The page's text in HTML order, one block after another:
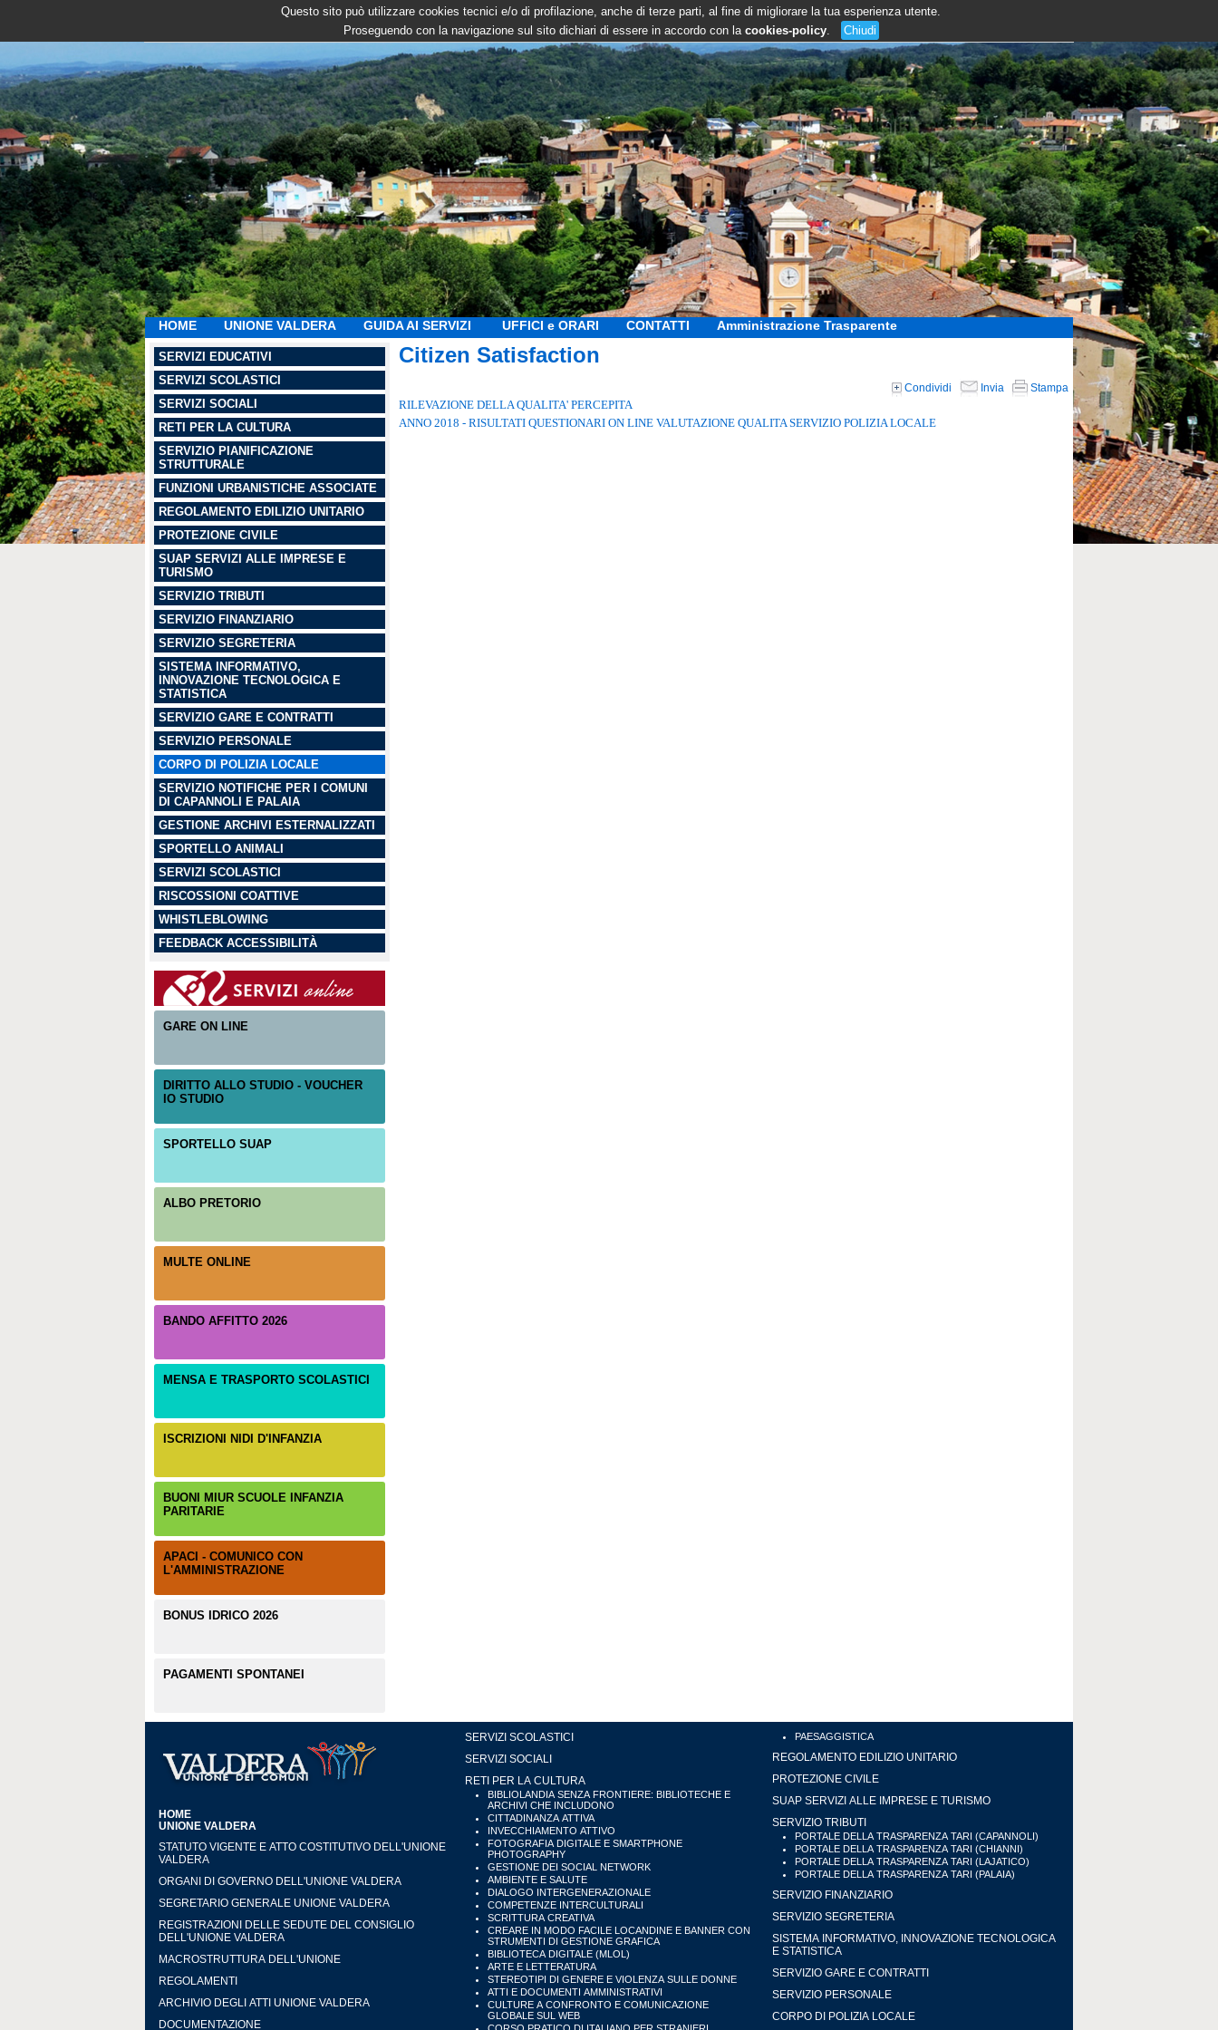
Questo sito può utilizzare cookies tecnici e/o di profilazione, anche di terze parti, al fine di migliorare la tua esperienza utente.
Proseguendo con la navigazione sul sito dichiari di essere in accordo con la cookies-policy. Chiudi
HOME UNIONE VALDERA GUIDA AI SERVIZI UFFICI e ORARI CONTATTI Amministrazione Trasparente
SERVIZI EDUCATIVI
SERVIZI SCOLASTICI
SERVIZI SOCIALI
RETI PER LA CULTURA
SERVIZIO PIANIFICAZIONE
STRUTTURALE
FUNZIONI URBANISTICHE ASSOCIATE
REGOLAMENTO EDILIZIO UNITARIO
PROTEZIONE CIVILE
SUAP SERVIZI ALLE IMPRESE E
TURISMO
SERVIZIO TRIBUTI
SERVIZIO FINANZIARIO
SERVIZIO SEGRETERIA
SISTEMA INFORMATIVO,
INNOVAZIONE TECNOLOGICA E
STATISTICA
SERVIZIO GARE E CONTRATTI
SERVIZIO PERSONALE
CORPO DI POLIZIA LOCALE
SERVIZIO NOTIFICHE PER I COMUNI
DI CAPANNOLI E PALAIA
GESTIONE ARCHIVI ESTERNALIZZATI
SPORTELLO ANIMALI
SERVIZI SCOLASTICI
RISCOSSIONI COATTIVE
WHISTLEBLOWING
FEEDBACK ACCESSIBILITÀ
Citizen Satisfaction
Condividi Invia Stampa
RILEVAZIONE DELLA QUALITA' PERCEPITA
ANNO 2018 - RISULTATI QUESTIONARI ON LINE VALUTAZIONE QUALITA SERVIZIO POLIZIA LOCALE
GARE ON LINE
DIRITTO ALLO STUDIO - VOUCHER
IO STUDIO
SPORTELLO SUAP
ALBO PRETORIO
MULTE ONLINE
BANDO AFFITTO 2026
MENSA E TRASPORTO SCOLASTICI
ISCRIZIONI NIDI D'INFANZIA
BUONI MIUR SCUOLE INFANZIA
PARITARIE
APACI - COMUNICO CON
L'AMMINISTRAZIONE
BONUS IDRICO 2026
PAGAMENTI SPONTANEI
HOME
UNIONE VALDERA
STATUTO VIGENTE E ATTO COSTITUTIVO DELL'UNIONE
VALDERA
ORGANI DI GOVERNO DELL'UNIONE VALDERA
SEGRETARIO GENERALE UNIONE VALDERA
REGISTRAZIONI DELLE SEDUTE DEL CONSIGLIO
DELL'UNIONE VALDERA
MACROSTRUTTURA DELL'UNIONE
REGOLAMENTI
ARCHIVIO DEGLI ATTI UNIONE VALDERA
DOCUMENTAZIONE
SERVIZI SCOLASTICI
SERVIZI SOCIALI
RETI PER LA CULTURA
BIBLIOLANDIA SENZA FRONTIERE: BIBLIOTECHE E
ARCHIVI CHE INCLUDONO
CITTADINANZA ATTIVA
INVECCHIAMENTO ATTIVO
FOTOGRAFIA DIGITALE E SMARTPHONE
PHOTOGRAPHY
GESTIONE DEI SOCIAL NETWORK
AMBIENTE E SALUTE
DIALOGO INTERGENERAZIONALE
COMPETENZE INTERCULTURALI
SCRITTURA CREATIVA
CREARE IN MODO FACILE LOCANDINE E BANNER CON
STRUMENTI DI GESTIONE GRAFICA
BIBLIOTECA DIGITALE (MLOL)
ARTE E LETTERATURA
STEREOTIPI DI GENERE E VIOLENZA SULLE DONNE
ATTI E DOCUMENTI AMMINISTRATIVI
CULTURE A CONFRONTO E COMUNICAZIONE
GLOBALE SUL WEB
PAESAGGISTICA
REGOLAMENTO EDILIZIO UNITARIO
PROTEZIONE CIVILE
SUAP SERVIZI ALLE IMPRESE E TURISMO
SERVIZIO TRIBUTI
PORTALE DELLA TRASPARENZA TARI (CAPANNOLI)
PORTALE DELLA TRASPARENZA TARI (CHIANNI)
PORTALE DELLA TRASPARENZA TARI (LAJATICO)
PORTALE DELLA TRASPARENZA TARI (PALAIA)
SERVIZIO FINANZIARIO
SERVIZIO SEGRETERIA
SISTEMA INFORMATIVO, INNOVAZIONE TECNOLOGICA
E STATISTICA
SERVIZIO GARE E CONTRATTI
SERVIZIO PERSONALE
CORPO DI POLIZIA LOCALE